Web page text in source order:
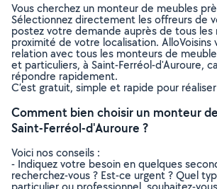
Vous cherchez un monteur de meubles
Sélectionnez directement les offreurs de
postez votre demande auprès de tous les
proximité de votre localisation. AlloVoisins
relation avec tous les monteurs de
et particuliers, à Saint-Ferréol-d'Auroure,
répondre rapidement.
C’est gratuit, simple et rapide pour
Comment bien choisir un monteur
Saint-Ferréol-d'Auroure ?
Voici nos conseils :
- Indiquez votre besoin en quelques
recherchez-vous ? Est-ce urgent ? Quel